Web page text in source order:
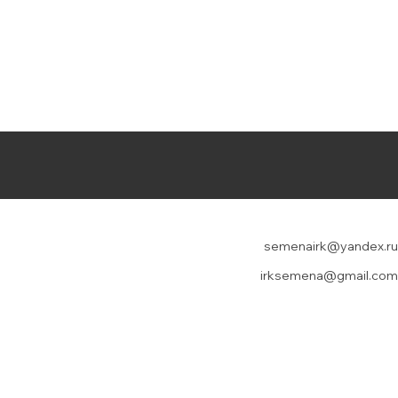
semenairk@yandex.ru
irksemena@gmail.com